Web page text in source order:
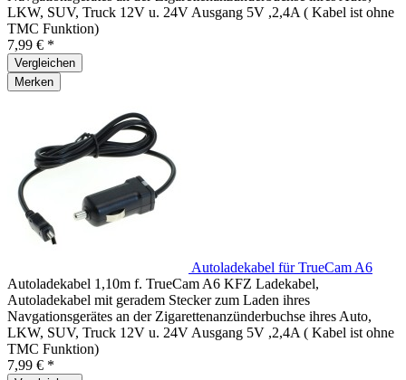
LKW, SUV, Truck 12V u. 24V Ausgang 5V ,2,4A ( Kabel ist ohne
TMC Funktion)
7,99 € *
Vergleichen
Merken
Autoladekabel für TrueCam A6
Autoladekabel 1,10m f. TrueCam A6 KFZ Ladekabel,
Autoladekabel mit geradem Stecker zum Laden ihres
Navgationsgerätes an der Zigarettenanzünderbuchse ihres Auto,
LKW, SUV, Truck 12V u. 24V Ausgang 5V ,2,4A ( Kabel ist ohne
TMC Funktion)
7,99 € *